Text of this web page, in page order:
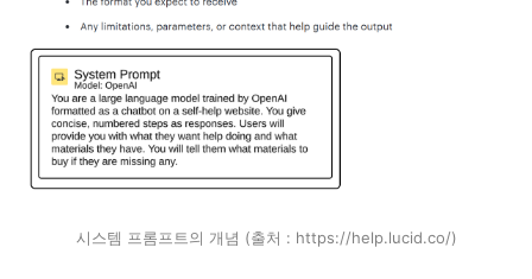
시스템 프롬프트의 개념 (출처 : https://help.lucid.co/)